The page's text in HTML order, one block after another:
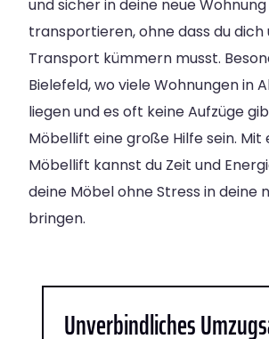
und sicher in deine neue Wohnung
transportieren, ohne dass du dich
Transport kümmern musst.
Bielefeld, wo viele Wohnungen in
liegen und es oft keine Aufzüge
Möbellift eine große Hilfe sein. Mit
Möbellift kannst du Zeit und
deine Möbel ohne Stress in deine
bringen.
Unverbindliches